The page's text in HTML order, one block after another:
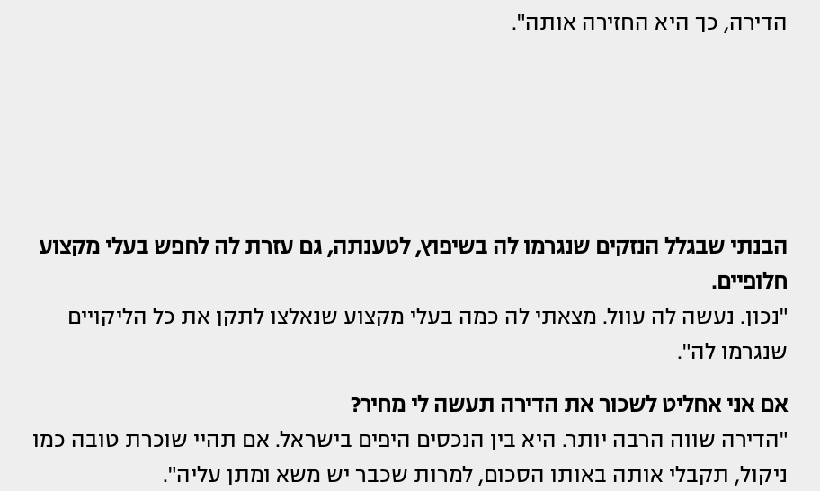
הדירה, כך היא החזירה אותה".
הבנתי שבגלל הנזקים שנגרמו לה בשיפוץ, לטענתה, גם עזרת לה לחפש בעלי מקצוע
חלופיים.
"נכון. נעשה לה עוול. מצאתי לה כמה בעלי מקצוע שנאלצו לתקן את כל הליקויים
שנגרמו לה".
אם אני אחליט לשכור את הדירה תעשה לי מחיר?
"הדירה שווה הרבה יותר. היא בין הנכסים היפים בישראל. אם תהיי שוכרת טובה כמו
ניקול, תקבלי אותה באותו הסכום, למרות שכבר יש משא ומתן עליה".